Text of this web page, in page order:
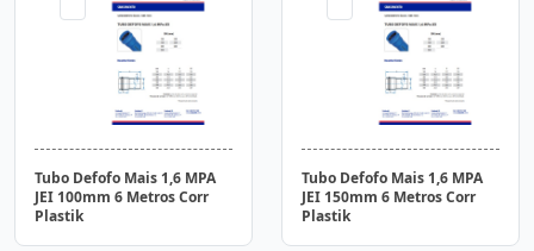
Tubo Defofo Mais 1,6 MPA
JEI 100mm 6 Metros Corr
Plastik
Tubo Defofo Mais 1,6 MPA
JEI 150mm 6 Metros Corr
Plastik